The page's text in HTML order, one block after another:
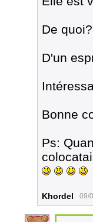
De quoi?
D'un
Bonne
Ps:
Khordel 09/